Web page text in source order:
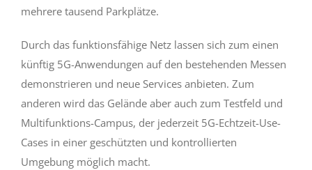
mehrere tausend Parkplätze.
Durch das funktionsfähige Netz lassen sich zum einen
künftig 5G-Anwendungen auf den bestehenden Messen
demonstrieren und neue Services anbieten. Zum
anderen wird das Gelände aber auch zum Testfeld und
Multifunktions-Campus, der jederzeit 5G-Echtzeit-Use-
Cases in einer geschützten und kontrollierten
Umgebung möglich macht.